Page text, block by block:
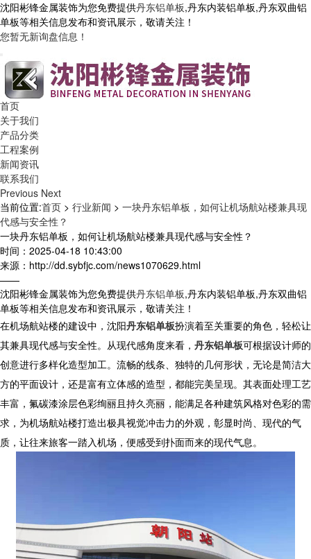
沈阳彬锋金属装饰为您免费提供丹东铝单板,丹东内装铝单板,丹东双曲铝
单板等相关信息发布和资讯展示，敬请关注！
您暂无新询盘信息！
首页
关于我们
产品分类
工程案例
新闻资讯
联系我们
Previous Next
当前位置:首页 > 行业新闻 > 一块丹东铝单板，如何让机场航站楼兼具现
代感与安全性？
一块丹东铝单板，如何让机场航站楼兼具现代感与安全性？
时间：2025-04-18 10:43:00
来源：http://dd.sybfjc.com/news1070629.html
——
沈阳彬锋金属装饰为您免费提供丹东铝单板,丹东内装铝单板,丹东双曲铝
单板等相关信息发布和资讯展示，敬请关注！
在机场航站楼的建设中， 沈阳丹东铝单板扮演着至关重要的角色，轻松让
其兼具现代感与安全性。从现代感角度来看， 丹东铝单板可根据设计师的
创意进行多样化造型加工。流畅的线条、独特的几何形状，无论是简洁大
方的平面设计，还是富有立体感的造型，都能完美呈现。其表面处理工艺
丰富，氟碳漆涂层色彩绚丽且持久亮丽，能满足各种建筑风格对色彩的需
求，为机场航站楼打造出极具视觉冲击力的外观，彰显时尚、现代的气
质，让往来旅客一踏入机场，便感受到扑面而来的现代气息。